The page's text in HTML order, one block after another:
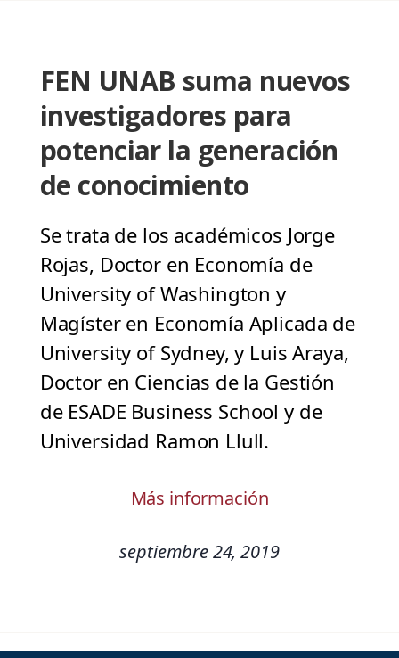
FEN UNAB suma nuevos
investigadores para
potenciar la generación
de conocimiento
Se trata de los académicos Jorge
Rojas, Doctor en Economía de
University of Washington y
Magíster en Economía Aplicada de
University of Sydney, y Luis Araya,
Doctor en Ciencias de la Gestión
de ESADE Business School y de
Universidad Ramon Llull.
Más información
septiembre 24, 2019